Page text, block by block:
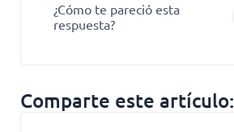
¿Cómo te pareció esta
respuesta?
Comparte este artículo: